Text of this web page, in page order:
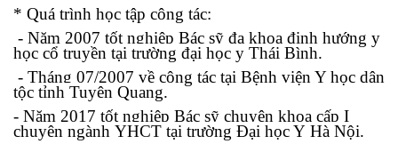
* Quá trình học tập công tác:
- Năm 2007 tốt nghiệp Bác sỹ đa khoa định hướng y
học cổ truyền tại trường đại học y Thái Bình.
- Tháng 07/2007 về công tác tại Bệnh viện Y học dân
tộc tỉnh Tuyên Quang.
- Năm 2017 tốt nghiệp Bác sỹ chuyên khoa cấp I
chuyên ngành YHCT tại trường Đại học Y Hà Nội.